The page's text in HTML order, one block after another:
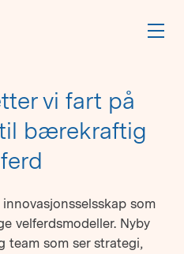
vi fart på
bærekraftig
som
velferdsmodeller. Nyby
team som ser strategi,